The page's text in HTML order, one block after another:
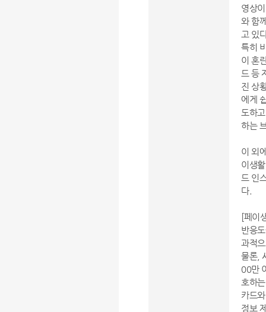
영상
와 함
고 있
특히
이 혼
드 등
진 상
에게
도하
하는
이 외
이생
드 인
다.
[페이
반응
과적
물론,
00만
호하
카드
정보